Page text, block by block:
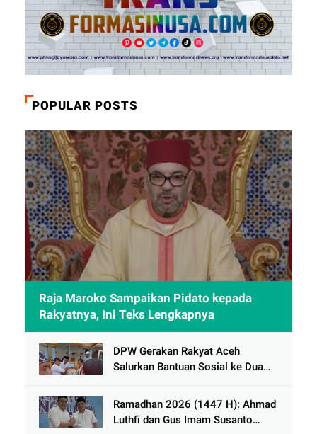
POPULAR POSTS
Raja Maroko Sampaikan Pidato kepada
Rakyatnya, Ini Teks Lengkapnya
DPW Gerakan Rakyat Aceh
Salurkan Bantuan Sosial ke Dua
Ramadhan 2026 (1447 H): Ahmad
Luthfi dan Gus Imam Susanto